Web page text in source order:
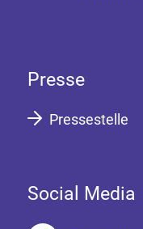
Presse
Pressestelle
Social Media